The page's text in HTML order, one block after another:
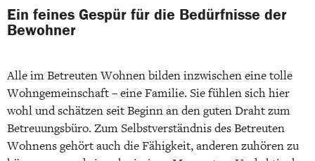
Ein feines Gespür für die Bedürfnisse der
Bewohner
Alle im Betreuten Wohnen bilden inzwischen eine tolle
Wohngemeinschaft – eine Familie. Sie fühlen sich hier
wohl und schätzen seit Beginn an den guten Draht zum
Betreuungsbüro. Zum Selbstverständnis des Betreuten
Wohnens gehört auch die Fähigkeit, anderen zuhören zu